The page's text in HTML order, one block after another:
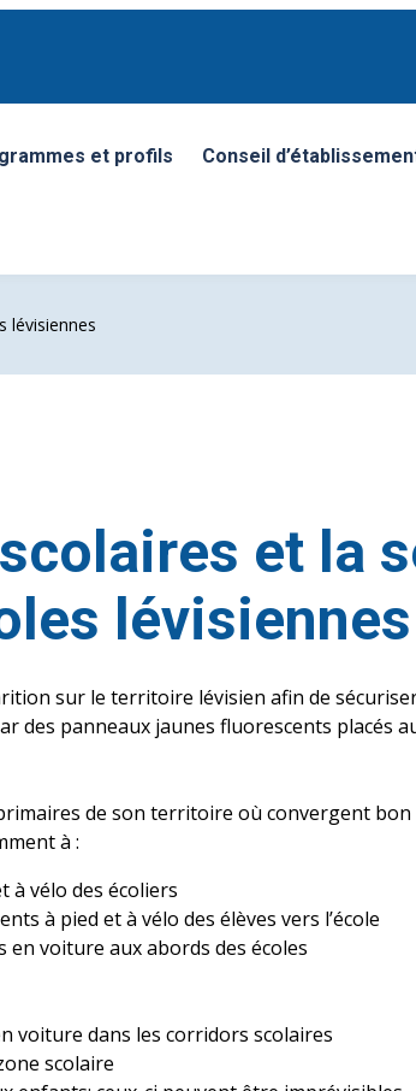
menu et profils Conseil
lévisiennes
et la
lévisiennes
sur le territoire lévisien afin de
des panneaux jaunes fluorescents placés
de son territoire où convergent
à :
à vélo des écoliers
à pied et à vélo des élèves vers l’école
en voiture aux abords des écoles
voiture dans les corridors scolaires
scolaire